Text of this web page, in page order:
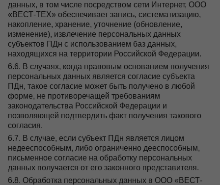
данных, в том числе посредством сети Интернет, ООО
«ВЕСТ-ТЕХ» обеспечивает запись, систематизацию,
накопление, хранение, уточнение (обновление,
изменение), извлечение персональных данных
субъектов ПДн с использованием баз данных,
находящихся на территории Российской Федерации.
6.6. В случаях, когда правовым основанием получения
персональных данных является согласие субъекта
ПДн, такое согласие может быть получено в любой
форме, не противоречащей требованиям
законодательства Российской Федерации и
позволяющей подтвердить факт получения такового
согласия.
6.7. В случае, если субъект ПДн является лицом
недееспособным, либо ограниченно дееспособным,
письменное согласие на обработку персональных
данных получается от его законного представителя.
6.8. Обработка персональных данных в ООО «ВЕСТ-